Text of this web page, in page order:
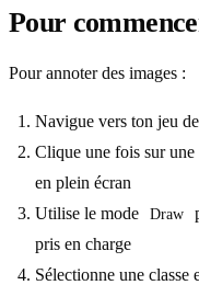
Pour
Pour annoter des images :
Navigue vers ton jeu
Clique une fois sur
en plein écran
Utilise le mode
Draw
pris en charge
Sélectionne une classe